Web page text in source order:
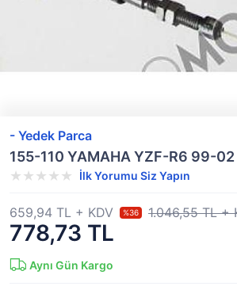
- Yedek Parca
155-110 YAMAHA YZF-R6 99-02
İlk Yorumu Siz Yapın
778,73 TL
659,94 TL + KDV %36 1.046,55 TL +
Aynı Gün Kargo